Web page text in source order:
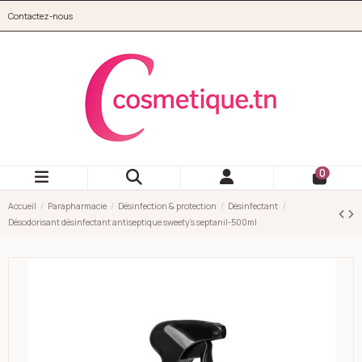
Contactez-nous
0
Accueil Parapharmacie Désinfection & protection
Désinfectant
Désodorisant désinfectant antiseptique sweety's septanil-500ml